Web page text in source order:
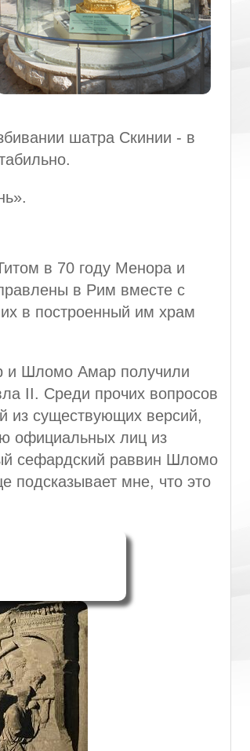
шатра Скинии - в
в 70 году Менора и
в Рим вместе с
в построенный им храм
и Шломо Амар получили
II. Среди прочих вопросов
из существующих версий,
официальных лиц из
сефардский раввин Шломо
подсказывает мне, что это